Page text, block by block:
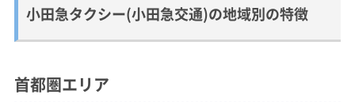
小田急タクシー(小田急交通)の地域別の特徴
首都圏エリア